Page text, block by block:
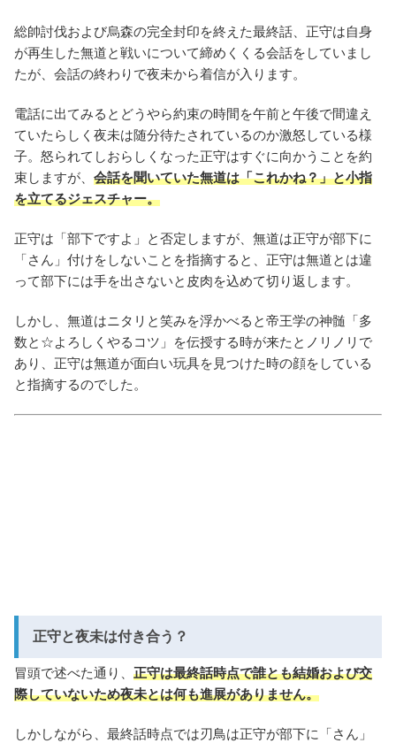
総帥討伐および烏森の完全封印を終えた最終話、正守は自身
が再生した無道と戦いについて締めくくる会話をしていまし
たが、会話の終わりで夜未から着信が入ります。
電話に出てみるとどうやら約束の時間を午前と午後で間違え
ていたらしく夜未は随分待たされているのか激怒している様
子。怒られてしおらしくなった正守はすぐに向かうことを約
束しますが、 会話を聞いていた無道は「これかね？」と小指
を立てるジェスチャー。
正守は「部下ですよ」と否定しますが、無道は正守が部下に
「さん」付けをしないことを指摘すると、正守は無道とは違
って部下には手を出さないと皮肉を込めて切り返します。
しかし、無道はニタリと笑みを浮かべると帝王学の神髄「多
数と☆よろしくやるコツ」を伝授する時が来たとノリノリで
あり、正守は無道が面白い玩具を見つけた時の顔をしている
と指摘するのでした。
正守と夜未は付き合う？
冒頭で述べた通り、 正守は最終話時点で誰とも結婚および交
際していないため夜未とは何も進展がありません。
しかしながら、最終話時点では刃鳥は正守が部下に「さん」